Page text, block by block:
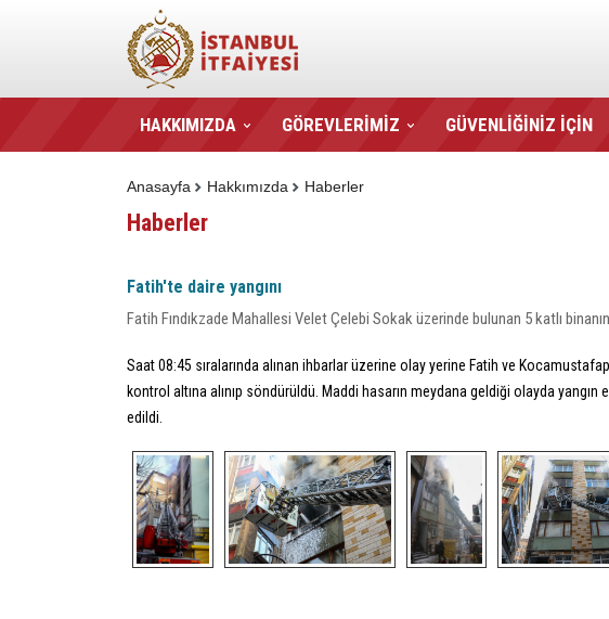
HAKKIMIZDA GÖREVLERİMİZ GÜVENLİĞİNİZ İÇİN
Haberler
Hakkımızda
Anasayfa
Haberler
Fatih'te daire yangını
Fatih Fındıkzade Mahallesi Velet Çelebi Sokak üzerinde bulunan 5 katlı
Saat 08:45 sıralarında alınan ihbarlar üzerine olay yerine Fatih ve
kontrol altına alınıp söndürüldü. Maddi hasarın meydana geldiği olayda
edildi.